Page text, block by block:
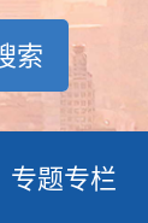
专题专栏